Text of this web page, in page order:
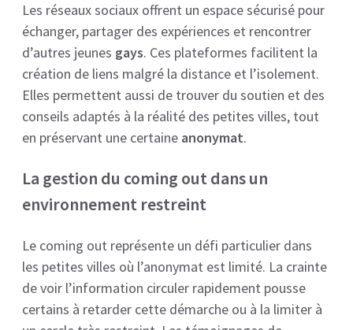
Les réseaux sociaux offrent un espace sécurisé pour
échanger, partager des expériences et rencontrer
d’autres jeunes gays. Ces plateformes facilitent la
création de liens malgré la distance et l’isolement.
Elles permettent aussi de trouver du soutien et des
conseils adaptés à la réalité des petites villes, tout
en préservant une certaine anonymat.
La gestion du coming out dans un
environnement restreint
Le coming out représente un défi particulier dans
les petites villes où l’anonymat est limité. La crainte
de voir l’information circuler rapidement pousse
certains à retarder cette démarche ou à la limiter à